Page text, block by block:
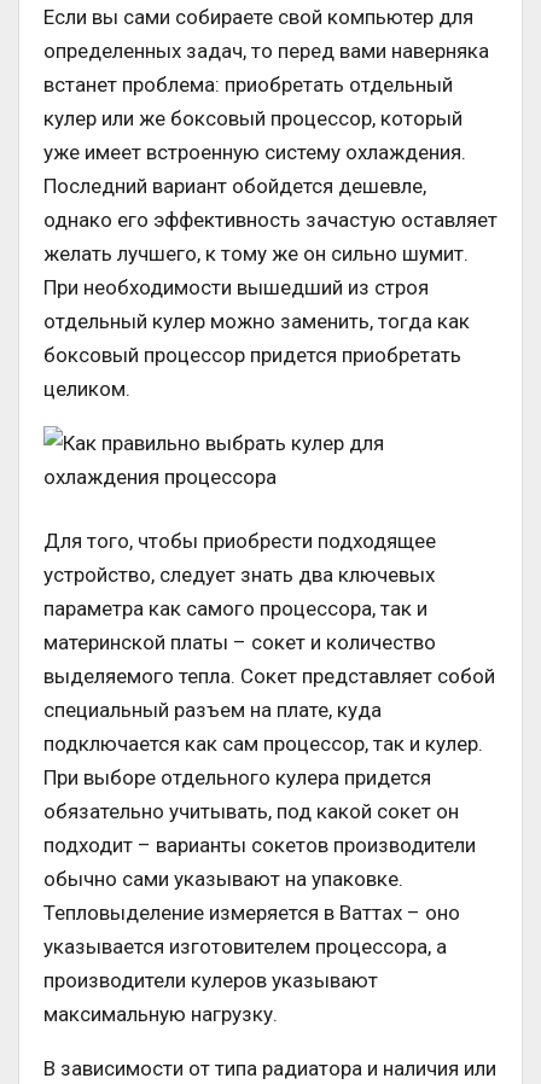
Если вы сами собираете свой компьютер для
определенных задач, то перед вами наверняка
встанет проблема: приобретать отдельный
кулер или же боксовый процессор, который
уже имеет встроенную систему охлаждения.
Последний вариант обойдется дешевле,
однако его эффективность зачастую оставляет
желать лучшего, к тому же он сильно шумит.
При необходимости вышедший из строя
отдельный кулер можно заменить, тогда как
боксовый процессор придется приобретать
целиком.
Для того, чтобы приобрести подходящее
устройство, следует знать два ключевых
параметра как самого процессора, так и
материнской платы – сокет и количество
выделяемого тепла. Сокет представляет собой
специальный разъем на плате, куда
подключается как сам процессор, так и кулер.
При выборе отдельного кулера придется
обязательно учитывать, под какой сокет он
подходит – варианты сокетов производители
обычно сами указывают на упаковке.
Тепловыделение измеряется в Ваттах – оно
указывается изготовителем процессора, а
производители кулеров указывают
максимальную нагрузку.
В зависимости от типа радиатора и наличия или